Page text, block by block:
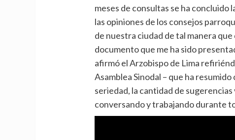
meses de consultas se ha concluido
las opiniones de los consejos
de nuestra ciudad de tal manera
documento que me ha sido
afirmó el Arzobispo de Lima
Asamblea Sinodal – que ha
seriedad, la cantidad de
conversando y trabajando durante